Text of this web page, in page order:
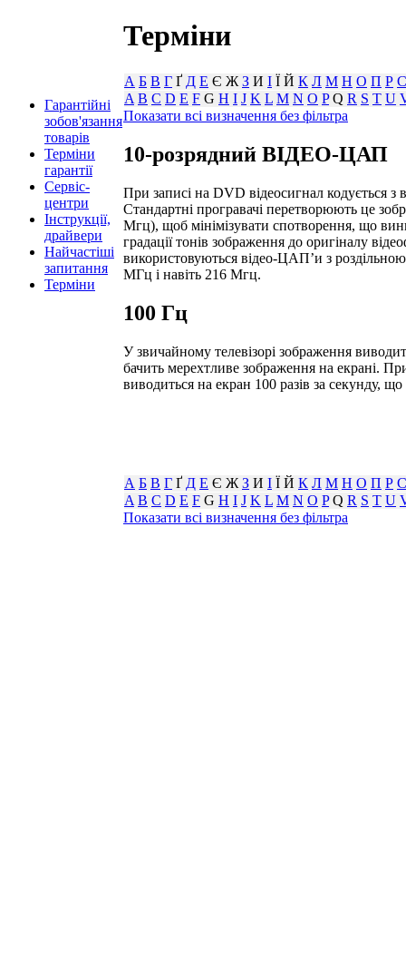
Гарантійні
зобов'язання
товарів
Терміни
гарантії
Сервіс-
центри
Інструкції,
драйвери
Найчастіші
запитання
Терміни
Терміни
А Б В Г Ґ Д Е Є Ж З И І Ї Й К Л М Н О П Р С
A B C D E F G H I J K L M N O PQ R S T U
Показати всі визначення без фільтра
10-розрядний ВІДЕО-ЦАП
При записі на DVD відеосигнал кодується з
Стандартні програвачі перетворюють це
Мгц), щоб мінімізувати спотворення, що
градації тонів зображення до оригіналу
використовуються відео-ЦАП’и з
МГц і навіть 216 Мгц.
100 Гц
У звичайному телевізорі зображення
бачить мерехтливе зображення на екрані.
виводиться на екран 100 разів за секунду,
А Б В Г Ґ Д Е Є Ж З И І Ї Й К Л М Н О П Р С
A B C D E F G H I J K L M N O PQ R S T U
Показати всі визначення без фільтра